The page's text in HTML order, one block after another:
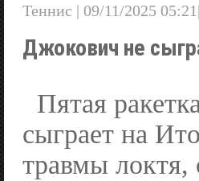
Теннис | 09/11/2025 05:21|
Джокович не
Пятая
сыграет на
травмы локтя,